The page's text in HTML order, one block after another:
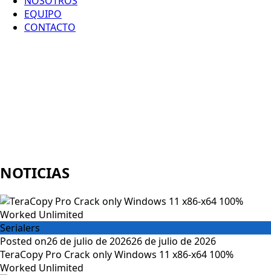
EQUIPO
CONTACTO
NOTICIAS
Serialers
Posted on26 de julio de 202626 de julio de 2026
TeraCopy Pro Crack only Windows 11 x86-x64 100%
Worked Unlimited